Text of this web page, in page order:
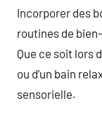
Incorporer des
routines de
Que ce soit lors
ou d’un bain
sensorielle.